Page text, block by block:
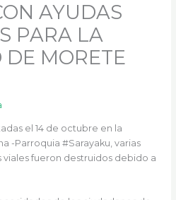
AYUDAS
PARA LA
MORETE
el 14 de octubre en la
-Parroquia #Sarayaku, varias
viales fueron destruidos debido a